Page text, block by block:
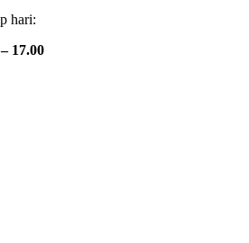
hari:
17.00